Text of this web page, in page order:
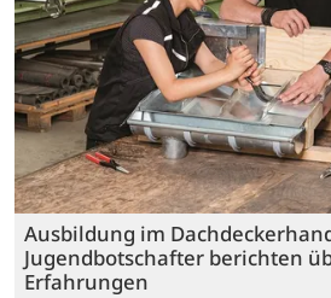
Ausbildung im
Jugendbotschafter berichten
Erfahrungen